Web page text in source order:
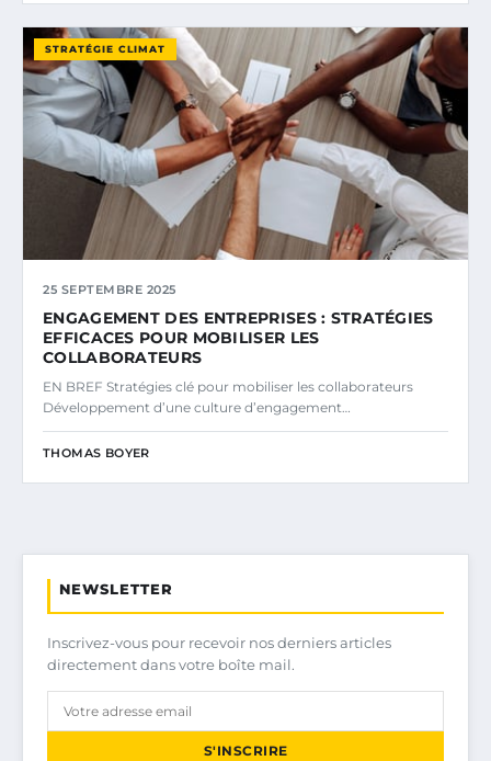
STRATÉGIE CLIMAT
25 SEPTEMBRE 2025
ENGAGEMENT DES ENTREPRISES : STRATÉGIES
EFFICACES POUR MOBILISER LES
COLLABORATEURS
EN BREF Stratégies clé pour mobiliser les collaborateurs
Développement d’une culture d’engagement…
THOMAS BOYER
NEWSLETTER
Inscrivez-vous pour recevoir nos derniers articles
directement dans votre boîte mail.
S'INSCRIRE